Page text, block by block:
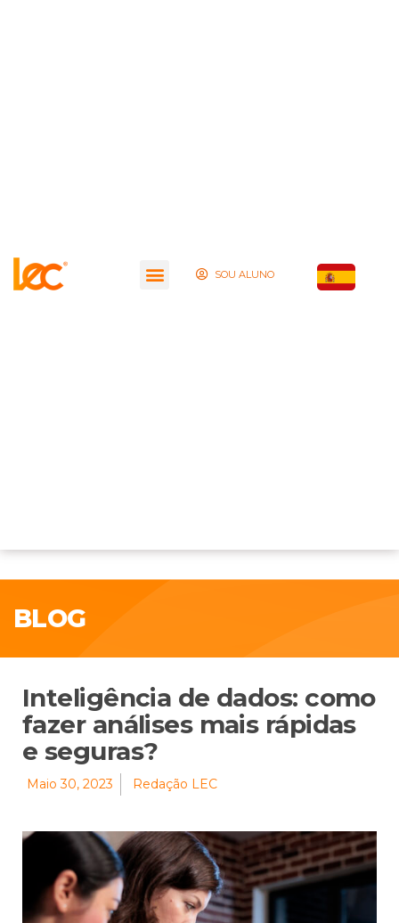
SOU ALUNO
BLOG
Inteligência de dados: como
fazer análises mais rápidas
e seguras?
Maio 30, 2023 Redação LEC